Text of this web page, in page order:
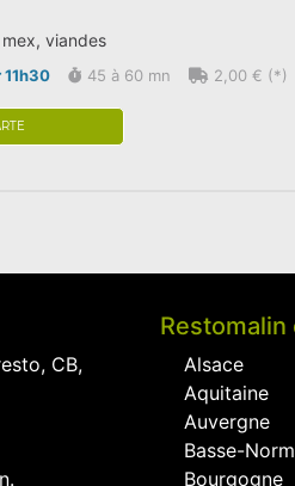
viandes
45 à 60 mn 2,00 € (*)
CB,
Restomalin
Alsace
Aquitaine
Auvergne
Basse-
Bourgogne